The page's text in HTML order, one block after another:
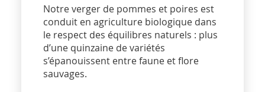
Notre verger de pommes et poires est
conduit en agriculture biologique dans
le respect des équilibres naturels : plus
d’une quinzaine de variétés
s’épanouissent entre faune et flore
sauvages.